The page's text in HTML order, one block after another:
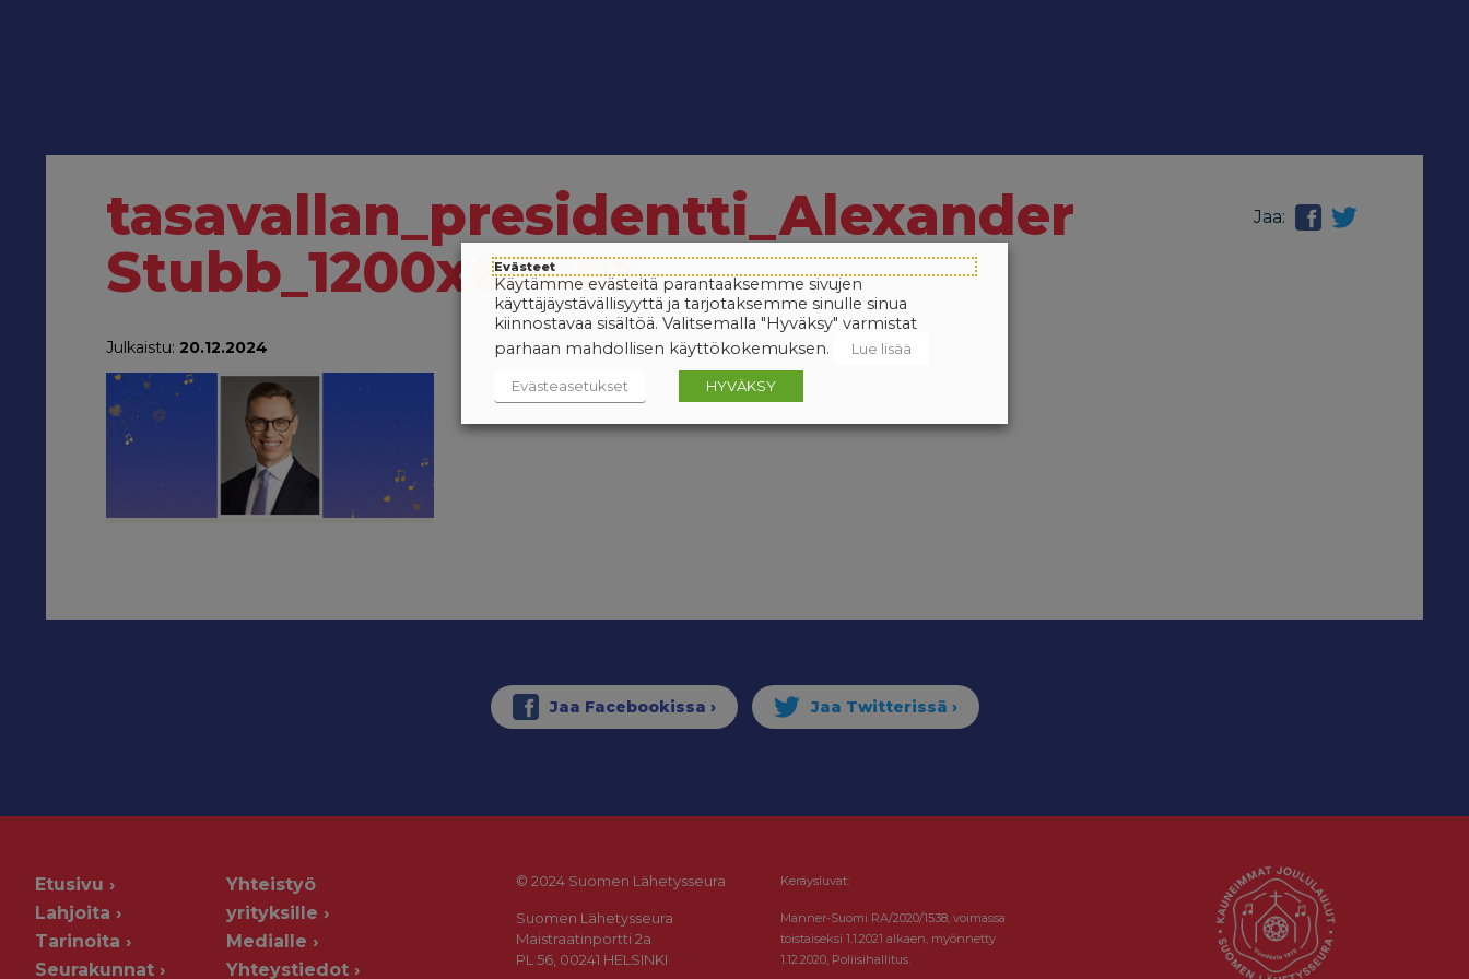
tasavallan_presidentti_Alexander
Stubb_1200x628px
Julkaistu: 20.12.2024
Jaa:
Etusivu
Lahjoita
Tarinoita
Seurakunnat
Yhteistyö
yrityksille
Medialle
Yhteystiedot
© 2024 Suomen Lähetysseura
Suomen Lähetysseura
Maistraatinportti 2a
PL 56, 00241 HELSINKI
Keräysluvat:
Manner-Suomi RA/2020/1538, voimassa
toistaiseksi 1.1.2021 alkaen, myönnetty
1.12.2020, Poliisihallitus.
Evästeet
Käytämme evästeitä parantaaksemme sivujen
käyttäjäystävällisyyttä ja tarjotaksemme sinulle sinua
kiinnostavaa sisältöä. Valitsemalla "Hyväksy" varmistat
parhaan mahdollisen käyttökokemuksen.
Lue lisää
Evästeasetukset HYVÄKSY